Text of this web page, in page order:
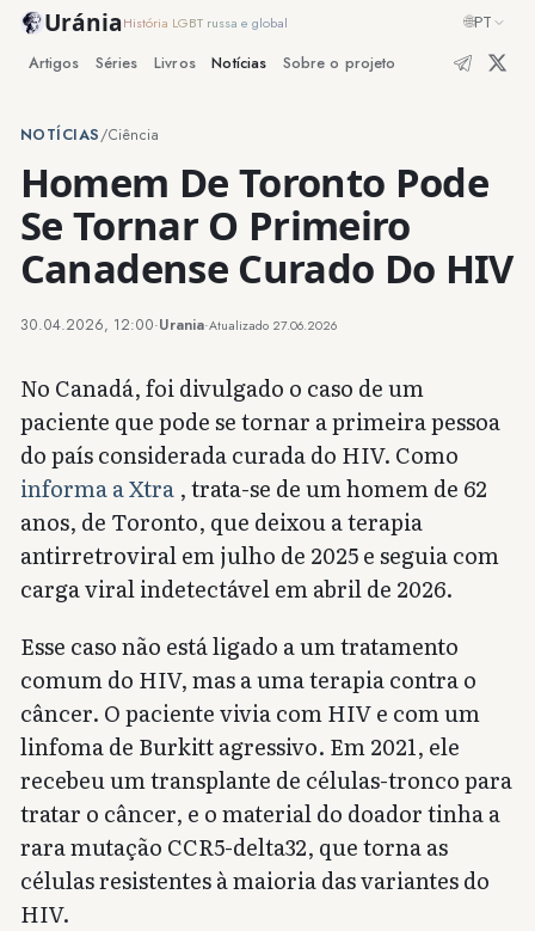
UrániaHistória LGBT russa e global 🌐PT
Artigos Séries Livros Notícias Sobre o projeto
NOTÍCIAS/Ciência
Homem De Toronto Pode
Se Tornar O Primeiro
Canadense Curado Do HIV
30.04.2026, 12:00·Urania·Atualizado 27.06.2026
No Canadá, foi divulgado o caso de um
paciente que pode se tornar a primeira pessoa
do país considerada curada do HIV. Como
informa a Xtra, trata-se de um homem de 62
anos, de Toronto, que deixou a terapia
antirretroviral em julho de 2025 e seguia com
carga viral indetectável em abril de 2026.
Esse caso não está ligado a um tratamento
comum do HIV, mas a uma terapia contra o
câncer. O paciente vivia com HIV e com um
linfoma de Burkitt agressivo. Em 2021, ele
recebeu um transplante de células-tronco para
tratar o câncer, e o material do doador tinha a
rara mutação CCR5-delta32, que torna as
células resistentes à maioria das variantes do
HIV.